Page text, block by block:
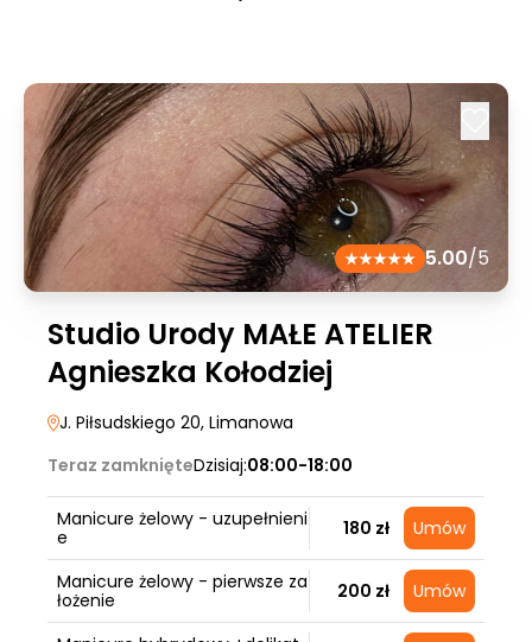
5.00/5
Studio Urody MAŁE ATELIER
Agnieszka Kołodziej
J. Piłsudskiego 20, Limanowa
Teraz zamknięteDzisiaj:08:00-18:00
Manicure żelowy - uzupełnieni
e
180 zł Umów
Manicure żelowy - pierwsze za
łożenie
200 zł Umów